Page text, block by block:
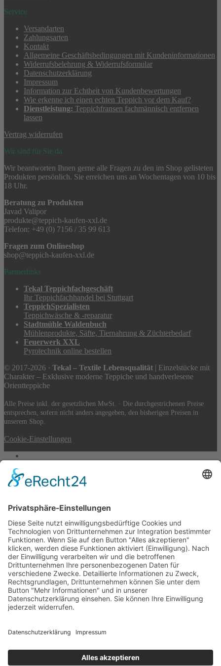
Service
Versandarten
Zahlungsarten
Kontakt
Allgemeine Geschäftsbedingungen mit Kundeninformationen
Widerrufsbelehrung & Widerrufsformular
Datenschutzerklärung
Impressum
Information zur Echtheit von Kundenbewertungen
Wie erkenne ich einen echten Teppich vor dem Kauf?
Dienstleistung: Teppichfransen fachmännisch entfernen
lassen
Vertrag widerrufen
Wir sind für Sie da
Wir beantworten Ihnen gerne alle Fragen zu den im Shop gelisteten
Produkten persönlich. Sie erreichen uns an Wochentagen von 10 bis
18 Uhr.
Beratung zu Produkten
Javad Valipor
produkte@teppich-kaufen-xxl.de
Telefon: +49 (0) 7156 / 35 99 613
Fragen zum Onlineshop
shop@teppich-kaufen-xxl.de
Partnerlinks
Tekal Teppichfachgeschäft
Ihr Teppichfachhandel bei Stuttgart
TeppichSpezialisten
Teppichwäsche & -reparatur
Stadtmühle Waldenbuch
Mühlenprodukte, Säfte, Tiernahrung & Züchterbedarf
Feuerwerk XXL
Pyrotechnik online bestellen
© 2017-2026 · Tekal – Textile Lebensqualität | Einzelstücke mit
Charakter – Exklusive moderne Teppiche und handverlesene
Orientteppiche
Alle Preise inkl. der gesetzlichen MwSt. · Die durchgestrichenen Preise
entsprechen, sofern nicht anders angegeben, den bisherigen Preisen in
unserem Shop.
Cookie-Einstellungen
Suchen nach:
Warenkorb 0